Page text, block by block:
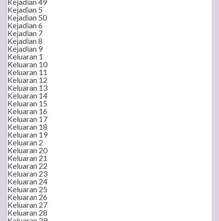
Kejadian 5
Kejadian 50
Kejadian 6
Kejadian 7
Kejadian 8
Kejadian 9
Keluaran 1
Keluaran 10
Keluaran 11
Keluaran 12
Keluaran 13
Keluaran 14
Keluaran 15
Keluaran 16
Keluaran 17
Keluaran 18
Keluaran 19
Keluaran 2
Keluaran 20
Keluaran 21
Keluaran 22
Keluaran 23
Keluaran 24
Keluaran 25
Keluaran 26
Keluaran 27
Keluaran 28